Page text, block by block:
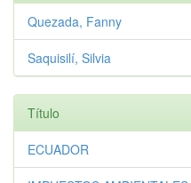
Quezada, Fanny
Saquisilí, Silvia
Título
ECUADOR